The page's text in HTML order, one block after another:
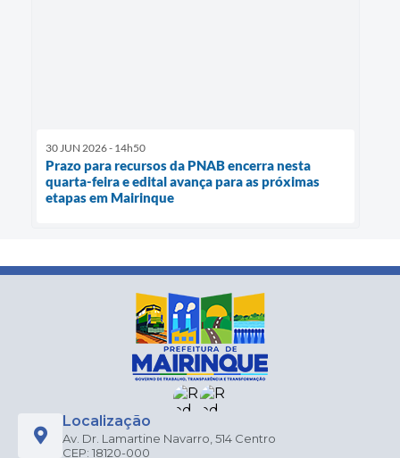
30 JUN 2026 - 14h50
Prazo para recursos da PNAB encerra nesta
quarta-feira e edital avança para as próximas
etapas em Mairinque
Localização
Av. Dr. Lamartine Navarro, 514 Centro
CEP: 18120-000